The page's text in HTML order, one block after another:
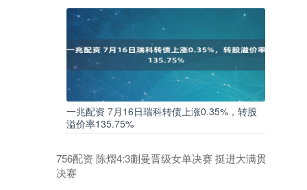
一兆配资 7月16日瑞科转债上涨0.35%，转股
溢价率135.75%
756配资 陈熠4:3蒯曼晋级女单决赛 挺进大满贯
决赛